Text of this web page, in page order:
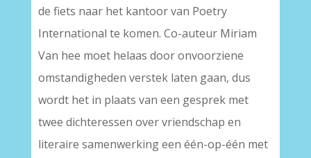
de fiets naar het kantoor van Poetry
International te komen. Co-auteur Miriam
Van hee moet helaas door onvoorziene
omstandigheden verstek laten gaan, dus
wordt het in plaats van een gesprek met
twee dichteressen over vriendschap en
literaire samenwerking een één-op-één met